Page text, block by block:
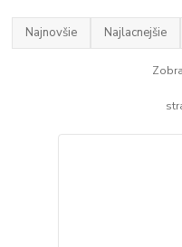
Najnovšie Najlacnejšie